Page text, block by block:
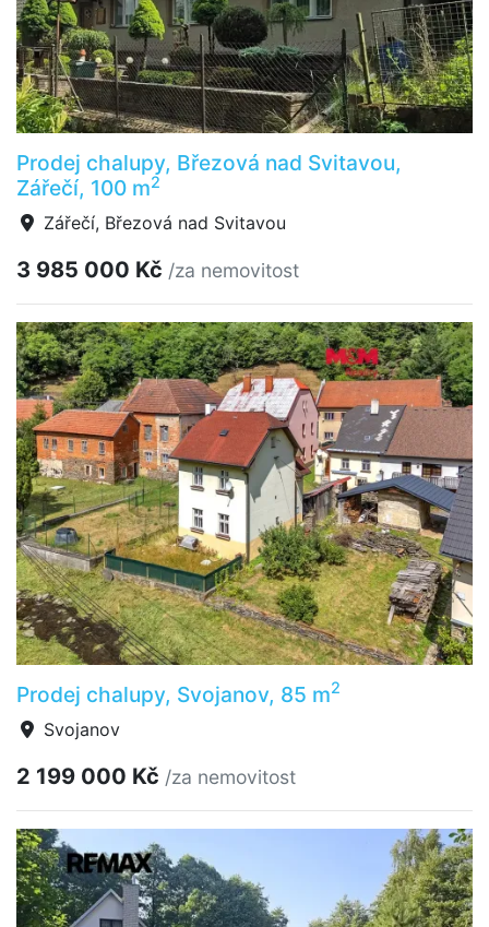
Prodej chalupy, Březová nad Svitavou,
Zářečí, 100 m2
Zářečí, Březová nad Svitavou
3 985 000 Kč /za nemovitost
Prodej chalupy, Svojanov, 85 m2
Svojanov
2 199 000 Kč /za nemovitost